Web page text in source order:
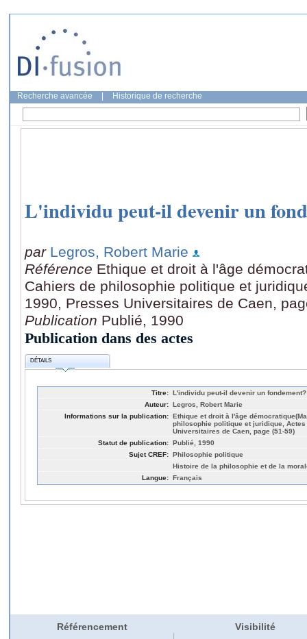
Recherche avancée Historique de recherche
L'individu peut-il devenir un
par Legros, Robert Marie
Référence Ethique et droit à l'âge
Cahiers de philosophie politique et
1990, Presses Universitaires de Caen,
Publication Publié, 1990
Publication dans des actes
DÉTAILS
Titre: L'individu peut-il devenir un fondement?
Auteur: Legros, Robert Marie
Informations sur la publication: Ethique et droit à l'âge
philosophie politique et juridique,
Universitaires de Caen, page (51-59)
Statut de publication: Publié, 1990
Sujet CREF: Philosophie politique
Histoire de la philosophie et de la
Langue: Français
Référencement Visibilité